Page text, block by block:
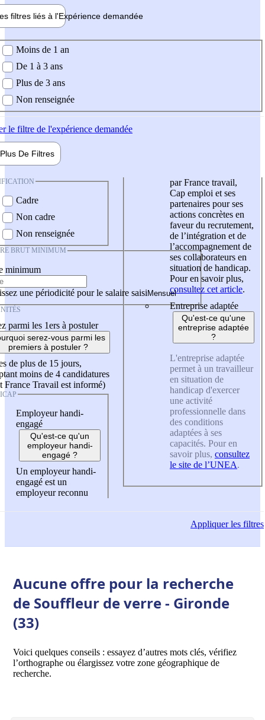
filtres liés à l'Expérience demandée
demandée
Moins de 1 an
De 1 à 3 ans
Plus de 3 ans
Non renseignée
le filtre de l'expérience demandée
Plus De Filtres
Cadre
Non cadre
Non renseignée
BRUT MINIMUM
minimum
une périodicité pour le salaire saisi
parmi les 1ers à postuler
serez-vous parmi les
premiers à postuler ?
de plus de 15 jours,
moins de 4 candidatures
France Travail est informé)
Employeur handi-
engagé
Qu'est-ce qu'un
employeur handi-
engagé ?
Un employeur handi-
engagé est un
employeur reconnu
par France travail,
Cap emploi et ses
partenaires pour ses
actions concrètes en
faveur du recrutement,
de l’intégration et de
l’accompagnement de
ses collaborateurs en
situation de handicap.
Pour en savoir plus,
consultez cet article.
Entreprise adaptée
Qu'est-ce qu'une
entreprise adaptée
?
L'entreprise adaptée
permet à un travailleur
en situation de
handicap d'exercer
une activité
professionnelle dans
des conditions
adaptées à ses
capacités. Pour en
savoir plus, consultez
le site de l’UNEA.
Appliquerles filtres
Aucune offre pour la recherche
de Souffleur de verre - Gironde
(33)
Voici quelques conseils : essayez d’autres mots clés, vérifiez
l’orthographe ou élargissez votre zone géographique de
recherche.